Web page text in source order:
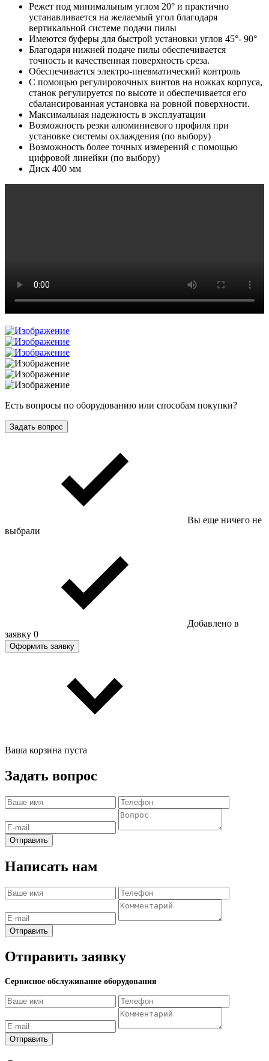
Режет под минимальным углом 20° и практично
устанавливается на желаемый угол благодаря
вертикальной системе подачи пилы
Имеются буферы для быстрой установки углов 45°- 90°
Благодаря нижней подаче пилы обеспечивается
точность и качественная поверхность среза.
Обеспечивается электро-пневматический контроль
С помощью регулировочных винтов на ножках корпуса,
станок регулируется по высоте и обеспечивается его
сбалансированная установка на ровной поверхности.
Максимальная надежность в эксплуатации
Возможность резки алюминиевого профиля при
установке системы охлаждения (по выбору)
Возможность более точных измерений с помощью
цифровой линейки (по выбору)
Диск 400 мм
Есть вопросы по оборудованию или способам покупки?
Задать вопрос
Вы еще ничего не
выбрали
Добавлено в
заявку 0
Оформить заявку
Ваша корзина пуста
Задать вопрос
Отправить
Написать нам
Отправить
Отправить заявку
Сервисное обслуживание оборудования
Отправить